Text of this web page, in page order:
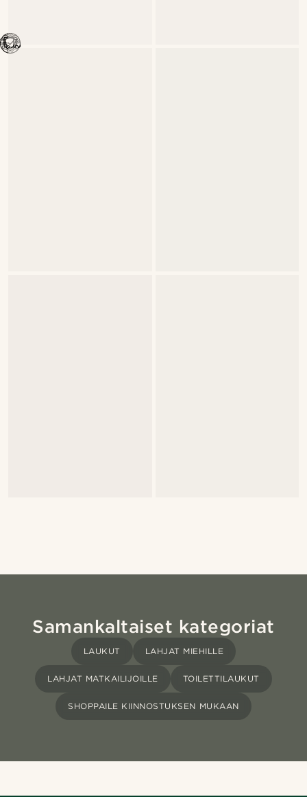
Samankaltaiset kategoriat
LAUKUT LAHJAT MIEHILLE
LAHJAT MATKAILIJOILLE TOILETTILAUKUT
SHOPPAILE KIINNOSTUKSEN MUKAAN